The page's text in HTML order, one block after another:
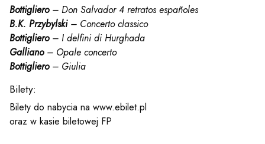
YOUTUBE INSTAGRAM
Polityka prywatności
Bottigliero– Don Salvador 4 retratos españoles
B.K. Przybylski – Concerto classico
Bottigliero – I delfini di Hurghada
Galliano– Opale concerto
Bottigliero – Giulia
Bilety:
Bilety do nabycia na www.ebilet.pl
oraz w kasie biletowej FP